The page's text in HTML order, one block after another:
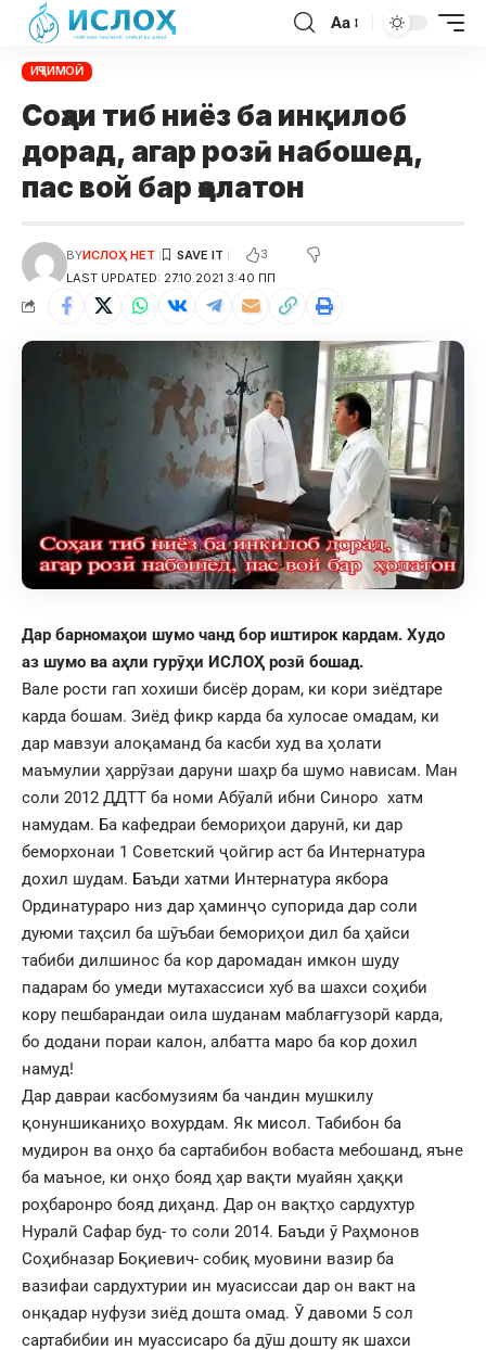
Aa
ИҶТИМОӢ
Соҳаи тиб ниёз ба инқилоб
дорад, агар розӣ набошед,
пас вой бар ҳолатон
LAST UPDATED: 27.10.2021 3:40 ПП
BYИСЛОҲ НЕТ 3
Дар барномаҳои шумо чанд бор иштирок кардам. Худо
аз шумо ва аҳли гурӯҳи ИСЛОҲ розӣ бошад.
Вале рости гап хохиши бисёр дорам, ки кори зиёдтаре
карда бошам. Зиёд фикр карда ба хулосае омадам, ки
дар мавзуи алоқаманд ба касби худ ва ҳолати
маъмулии ҳаррӯзаи даруни шаҳр ба шумо нависам. Ман
соли 2012 ДДТТ ба номи Абӯалӣ ибни Синоро хатм
намудам. Ба кафедраи бемориҳои дарунӣ, ки дар
беморхонаи 1 Советский ҷойгир аст ба Интернатура
дохил шудам. Баъди хатми Интернатура якбора
Ординатураро низ дар ҳаминҷо супорида дар соли
дуюми таҳсил ба шӯъбаи бемориҳои дил ба ҳайси
табиби дилшинос ба кор даромадан имкон шуду
падарам бо умеди мутахассиси хуб ва шахси соҳиби
кору пешбарандаи оила шуданам маблағгузорӣ карда,
бо додани пораи калон, албатта маро ба кор дохил
намуд!
Дар давраи касбомузиям ба чандин мушкилу
қонуншиканиҳо вохурдам. Як мисол. Табибон ба
мудирон ва онҳо ба сартабибон вобаста мебошанд, яъне
ба маъное, ки онҳо бояд ҳар вақти муайян ҳаққи
роҳбаронро бояд диҳанд. Дар он вақтҳо сардухтур
Нуралӣ Сафар буд- то соли 2014. Баъди ӯ Раҳмонов
Соҳибназар Боқиевич- собиқ муовини вазир ба
вазифаи сардухтурии ин муасиссаи дар он вакт на
онқадар нуфузи зиёд дошта омад. Ӯ давоми 5 сол
сартабибии ин муассисаро ба дӯш дошту як шахси